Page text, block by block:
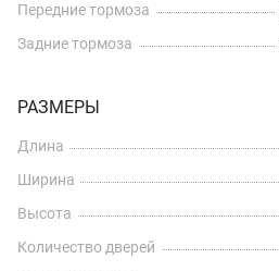
Передние тормоза
Задние тормоза
РАЗМЕРЫ
Длина
Ширина
Высота
Количество дверей